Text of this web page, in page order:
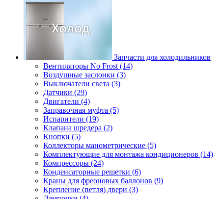
Запчасти для холодильников
Вентиляторы No Frost (14)
Воздушные заслонки (3)
Выключатели света (3)
Датчики (29)
Двигатели (4)
Заправочная муфта (5)
Испарители (19)
Клапана шредера (2)
Кнопки (5)
Коллекторы манометрические (5)
Комплектующие для монтажа кондиционеров (14)
Компрессоры (24)
Конденсаторные решетки (6)
Краны для фреоновых баллонов (9)
Крепление (петля) двери (3)